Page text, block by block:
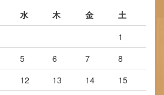
水 木 金
土
1
5 6 7
8
12 13 14
15